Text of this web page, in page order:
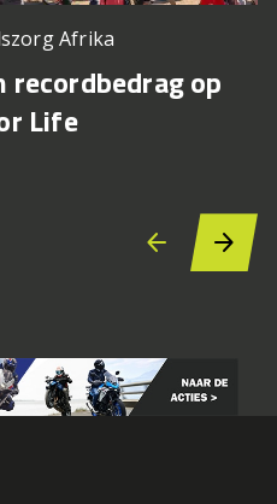
Afrika
op
Life